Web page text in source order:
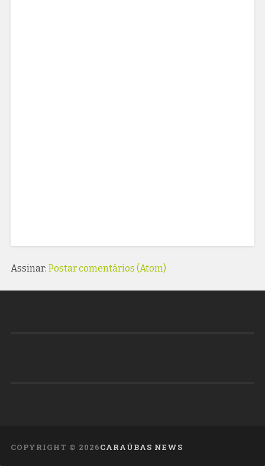
Assinar: Postar comentários (Atom)
COPYRIGHT © 2026CARAÚBAS NEWS